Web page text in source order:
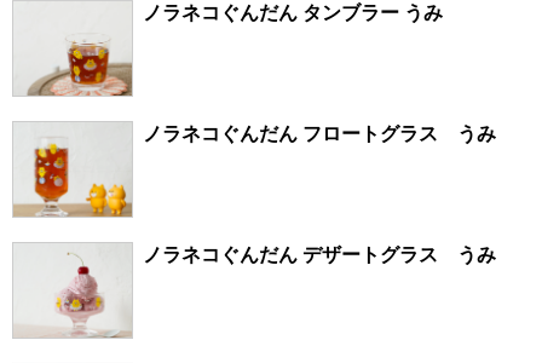
ノラネコぐんだん タンブラー うみ
ノラネコぐんだん フロートグラス うみ
ノラネコぐんだん デザートグラス うみ